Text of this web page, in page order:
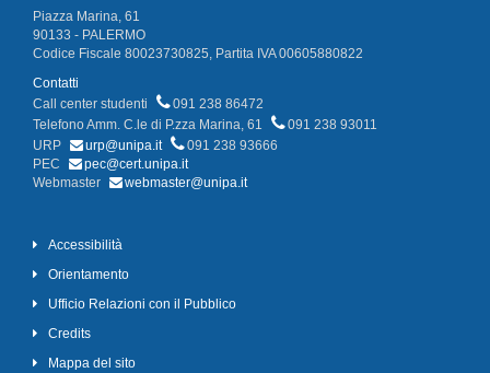
Piazza Marina, 61
90133 - PALERMO
Codice Fiscale 80023730825, Partita IVA 00605880822
Contatti
Call center studenti
091 238 86472
Telefono Amm. C.le di P.zza Marina, 61
091 238 93011
URP
urp@unipa.it
091 238 93666
PEC
pec@cert.unipa.it
Webmaster
webmaster@unipa.it
Accessibilità
Orientamento
Ufficio Relazioni con il Pubblico
Credits
Mappa del sito